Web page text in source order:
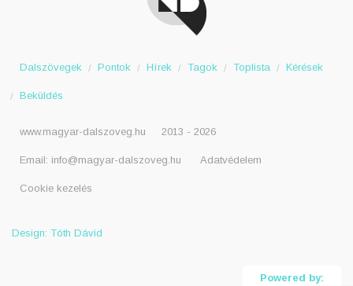
Dalszövegek Pontok Hírek Tagok Toplista Kérések
Beküldés
www.magyar-dalszoveg.hu 2013 - 2026
Email: info@magyar-dalszoveg.hu Adatvédelem
Cookie kezelés
Design: Tóth Dávid
Powered by: